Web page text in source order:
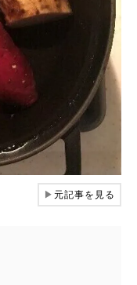
▶元記事を見る